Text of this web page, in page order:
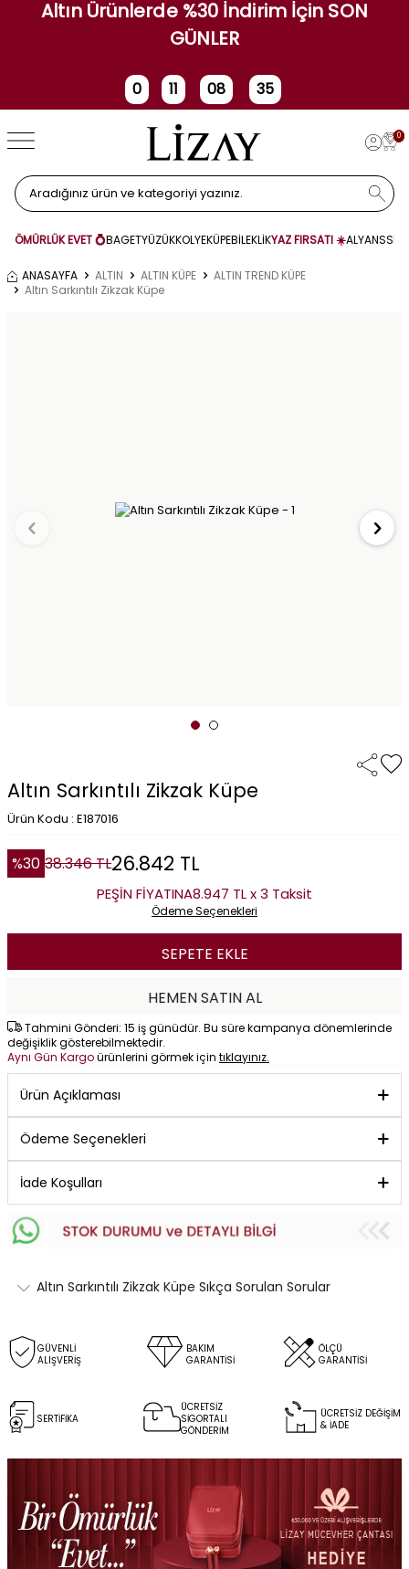
Altın Ürünlerde %30 İndirim İçin SON
GÜNLER
0
Gün
11
Saat
08 35
0
ÖMÜRLÜK EVET 💍BAGETYÜZÜKKOLYEKÜPEBİLEKLİKYAZ FIRSATI ☀️ALYANS
ANASAYFA ALTIN ALTIN KÜPE
ALTIN TREND KÜPE
Altın Sarkıntılı Zikzak Küpe
Altın Sarkıntılı Zikzak Küpe
Ürün Kodu : E187016
%30 38.346TL26.842 TL
PEŞİN FİYATINA8.947 TL x 3 Taksit
Ödeme Seçenekleri
SEPETE EKLE
HEMEN SATIN AL
Tahmini Gönderi: 15 iş günüdür. Bu süre kampanya dönemlerinde
değişiklik gösterebilmektedir.
Aynı Gün Kargoürünlerini görmek için tıklayınız.
Ürün Açıklaması
Ödeme Seçenekleri
İade Koşulları
Altın Sarkıntılı Zikzak Küpe Sıkça Sorulan Sorular
GÜVENLİ
ALIŞVERİŞ
BAKIM
GARANTİSİ
ÖLÇÜ
GARANTİSİ
SERTİFİKA
ÜCRETSİZ
SİGORTALI
GÖNDERİM
ÜCRETSİZ DEĞİŞİM
& İADE